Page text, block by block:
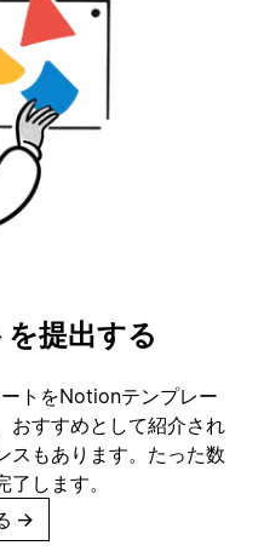
提出する
トをNotionテンプレー
おすすめとして紹介され
スもあります。たった数
します。
→